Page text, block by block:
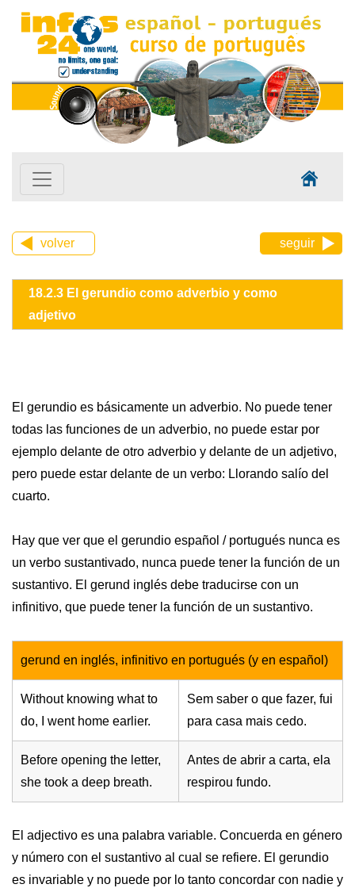
volver seguir
18.2.3 El gerundio como adverbio y como
adjetivo
El gerundio es básicamente un adverbio. No puede tener
todas las funciones de un adverbio, no puede estar por
ejemplo delante de otro adverbio y delante de un adjetivo,
pero puede estar delante de un verbo: Llorando salío del
cuarto.
Hay que ver que el gerundio español / portugués nunca es
un verbo sustantivado, nunca puede tener la función de un
sustantivo. El gerund inglés debe traducirse con un
infinitivo, que puede tener la función de un sustantivo.
gerund en inglés, infinitivo en portugués (y en español)
Without knowing what to
do, I went home earlier.
Sem saber o que fazer, fui
para casa mais cedo.
Before opening the letter,
she took a deep breath.
Antes de abrir a carta, ela
respirou fundo.
El adjectivo es una palabra variable. Concuerda en género
y número con el sustantivo al cual se refiere. El gerundio
es invariable y no puede por lo tanto concordar con nadie y